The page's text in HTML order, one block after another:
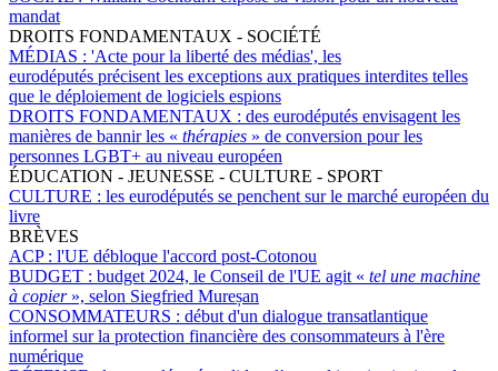
mandat
DROITS FONDAMENTAUX - SOCIÉTÉ
MÉDIAS : 'Acte pour la liberté des médias', les
eurodéputés précisent les exceptions aux pratiques interdites telles
que le déploiement de logiciels espions
DROITS FONDAMENTAUX : des eurodéputés envisagent les
manières de bannir les « thérapies » de conversion pour les
personnes LGBT+ au niveau européen
ÉDUCATION - JEUNESSE - CULTURE - SPORT
CULTURE : les eurodéputés se penchent sur le marché européen du
livre
BRÈVES
ACP : l'UE débloque l'accord post-Cotonou
BUDGET : budget 2024, le Conseil de l'UE agit « tel une machine
à copier », selon Siegfried Mureșan
CONSOMMATEURS : début d'un dialogue transatlantique
informel sur la protection financière des consommateurs à l'ère
numérique